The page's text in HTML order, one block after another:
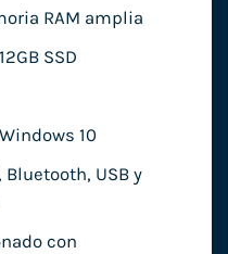
RAM amplia
SSD
Windows 10
Bluetooth, USB y
con